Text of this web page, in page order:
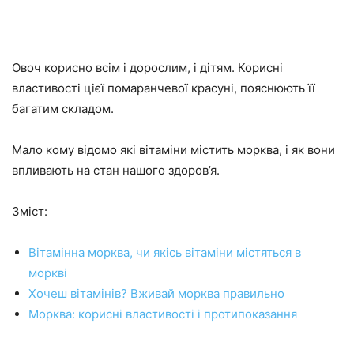
Овоч корисно всім і дорослим, і дітям. Корисні
властивості цієї помаранчевої красуні, пояснюють її
багатим складом.
Мало кому відомо які вітаміни містить морква, і як вони
впливають на стан нашого здоров’я.
Зміст:
Вітамінна морква, чи якісь вітаміни містяться в
моркві
Хочеш вітамінів? Вживай морква правильно
Морква: корисні властивості і протипоказання